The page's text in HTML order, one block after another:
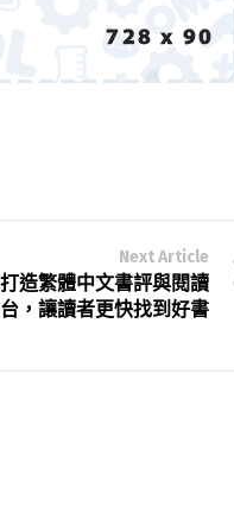
Next Article
造繁體中文書評與閱讀
，讓讀者更快找到好書